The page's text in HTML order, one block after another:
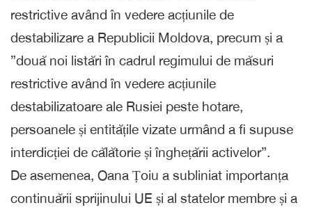
restrictive având în vedere acțiunile de
destabilizare a Republicii Moldova, precum și a
”două noi listări în cadrul regimului de măsuri
restrictive având în vedere acțiunile
destabilizatoare ale Rusiei peste hotare,
persoanele și entitățile vizate urmând a fi supuse
interdicției de călătorie și înghețării activelor”.
De asemenea, Oana Țoiu a subliniat importanța
continuării sprijinului UE și al statelor membre și a